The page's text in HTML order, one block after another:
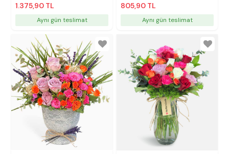
1.375,90 TL
Aynı gün teslimat
805,90 TL
Aynı gün teslimat